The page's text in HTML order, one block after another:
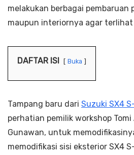
melakukan berbagai pembaruan
maupun interiornya agar terlihat
DAFTAR ISI Buka
Tampang baru dari Suzuki SX4
perhatian pemilik workshop Tomi
Gunawan, untuk
memodifikasi sisi eksterior SX4